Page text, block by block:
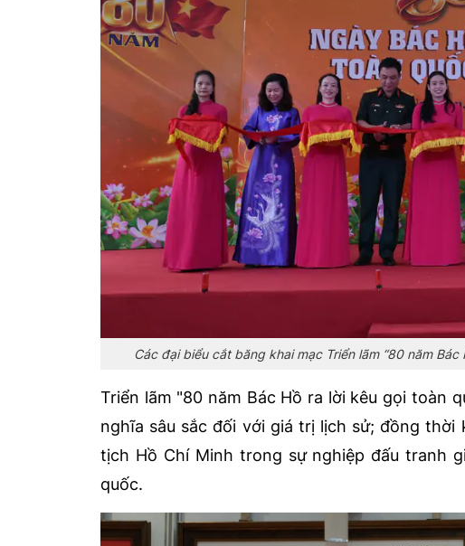
Các đại biểu cắt băng khai mạc Triển lãm “80 năm
Triển lãm "80 năm Bác Hồ ra lời kêu gọi toàn
nghĩa sâu sắc đối với giá trị lịch sử; đồng
tịch Hồ Chí Minh trong sự nghiệp đấu tranh
quốc.